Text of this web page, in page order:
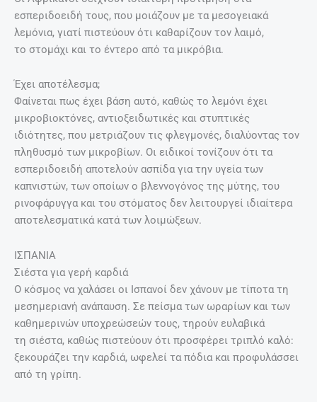
εσπεριδοειδή τους, που μοιάζουν με τα μεσογειακά
λεμόνια, γιατί πιστεύουν ότι καθαρίζουν τον λαιμό,
το στομάχι και το έντερο από τα μικρόβια.
Έχει αποτέλεσμα;
Φαίνεται πως έχει βάση αυτό, καθώς το λεμόνι έχει
μικροβιοκτόνες, αντιοξειδωτικές και στυπτικές
ιδιότητες, που μετριάζουν τις φλεγμονές, διαλύοντας τον
πληθυσμό των μικροβίων. Οι ειδικοί τονίζουν ότι τα
εσπεριδοειδή αποτελούν ασπίδα για την υγεία των
καπνιστών, των οποίων ο βλεννογόνος της μύτης, του
ρινοφάρυγγα και του στόματος δεν λειτουργεί ιδιαίτερα
αποτελεσματικά κατά των λοιμώξεων.
ΙΣΠΑΝΙΑ
Σιέστα για γερή καρδιά
Ο κόσμος να χαλάσει οι Ισπανοί δεν χάνουν με τίποτα τη
μεσημεριανή ανάπαυση. Σε πείσμα των ωραρίων και των
καθημερινών υποχρεώσεών τους, τηρούν ευλαβικά
τη σιέστα, καθώς πιστεύουν ότι προσφέρει τριπλό καλό:
ξεκουράζει την καρδιά, ωφελεί τα πόδια και προφυλάσσει
από τη γρίπη.